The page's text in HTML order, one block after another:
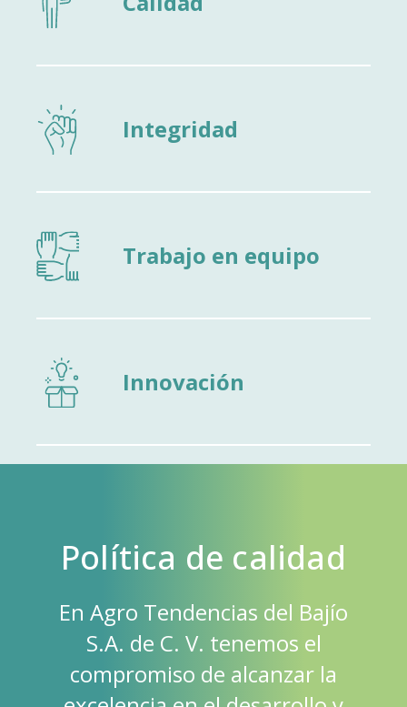
Integridad
Trabajo en equipo
Innovación
Política de calidad
En Agro Tendencias del Bajío
S.A. de C. V. tenemos el
compromiso de alcanzar la